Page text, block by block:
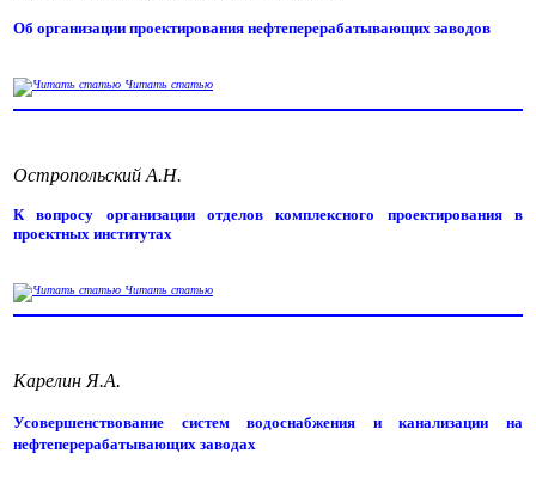
Об организации проектирования нефтеперерабатывающих заводов
Читать статью
Остропольский А.Н.
К вопросу организации отделов комплексного проектирования в
проектных институтах
Читать статью
Карелин Я.А.
Усовершенствование систем водоснабжения и канализации на
нефтеперерабатывающих заводах